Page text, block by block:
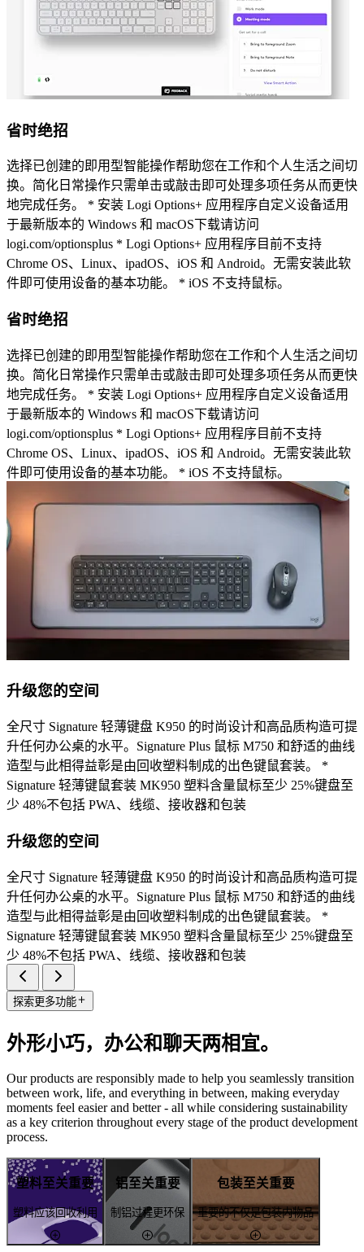
省时绝招
选择已创建的即用型智能操作帮助您在工作和个人生活之间切
换。简化日常操作只需单击或敲击即可处理多项任务从而更快
地完成任务。 * 安装 Logi Options+ 应用程序自定义设备适用
于最新版本的 Windows 和 macOS下载请访问
logi.com/optionsplus * Logi Options+ 应用程序目前不支持
Chrome OS、Linux、ipadOS、iOS 和 Android。无需安装此软
件即可使用设备的基本功能。 * iOS 不支持鼠标。
省时绝招
选择已创建的即用型智能操作帮助您在工作和个人生活之间切
换。简化日常操作只需单击或敲击即可处理多项任务从而更快
地完成任务。 * 安装 Logi Options+ 应用程序自定义设备适用
于最新版本的 Windows 和 macOS下载请访问
logi.com/optionsplus * Logi Options+ 应用程序目前不支持
Chrome OS、Linux、ipadOS、iOS 和 Android。无需安装此软
件即可使用设备的基本功能。 * iOS 不支持鼠标。
升级您的空间
全尺寸 Signature 轻薄键盘 K950 的时尚设计和高品质构造可提
升任何办公桌的水平。Signature Plus 鼠标 M750 和舒适的曲线
造型与此相得益彰是由回收塑料制成的出色键鼠套装。 *
Signature 轻薄键鼠套装 MK950 塑料含量鼠标至少 25%键盘至
少 48%不包括 PWA、线缆、接收器和包装
升级您的空间
全尺寸 Signature 轻薄键盘 K950 的时尚设计和高品质构造可提
升任何办公桌的水平。Signature Plus 鼠标 M750 和舒适的曲线
造型与此相得益彰是由回收塑料制成的出色键鼠套装。 *
Signature 轻薄键鼠套装 MK950 塑料含量鼠标至少 25%键盘至
少 48%不包括 PWA、线缆、接收器和包装
探索更多功能
外形小巧，办公和聊天两相宜。
Our products are responsibly made to help you seamlessly transition
between work, life, and everything in between, making everyday
moments feel easier and better - all while considering sustainability
as a key criterion throughout every stage of the product development
process.
塑料至关重要
塑料应该回收利用
铝至关重要
制铝过程更环保
包装至关重要
重要的不仅是包装内物品